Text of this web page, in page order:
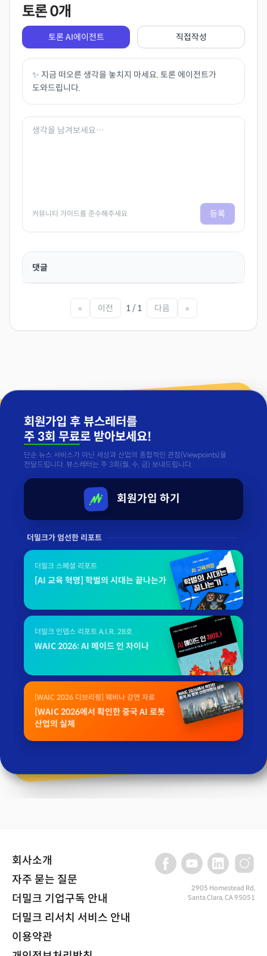
토론0개
토론 AI에이전트 직접작성
✨ 지금 떠오른 생각을 놓치지 마세요. 토론 에이전트가
도와드립니다.
커뮤니티 가이드를 준수해주세요 등록
댓글
« 이전 1 / 1 다음 »
회원가입 후 뷰스레터를
주 3회 무료로 받아보세요!
단순 뉴스 서비스가 아닌 세상과 산업의 종합적인 관점(Viewpoints)을
전달드립니다. 뷰스레터는 주 3회(월, 수, 금) 보내드립니다.
회원가입 하기
더밀크가 엄선한 리포트
더밀크 스페셜 리포트
[AI 교육 혁명] 학벌의 시대는 끝나는가
더밀크 인뎁스 리포트 A.I.R. 28호
WAIC 2026: AI 메이드 인 차이나
[WAIC 2026 디브리핑] 웨비나 강연 자료
[WAIC 2026에서 확인한 중국 AI 로봇
산업의 실체
회사소개
자주 묻는 질문
더밀크 기업구독 안내
더밀크 리서치 서비스 안내
이용약관
2905 Homestead Rd,
Santa Clara, CA 95051